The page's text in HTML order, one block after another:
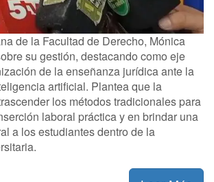
de la Facultad de Derecho, Mónica
su gestión, destacando como eje
de la enseñanza jurídica ante la
artificial. Plantea que la
los métodos tradicionales para
laboral práctica y en brindar una
a los estudiantes dentro de la